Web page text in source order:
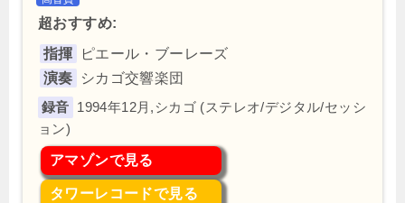
超おすすめ:
指揮
ピエール・ブーレーズ
演奏
シカゴ交響楽団
1994年12月,シカゴ (ステレオ/デジタル/セッシ
ョン)
アマゾンで見る
タワーレコードで見る